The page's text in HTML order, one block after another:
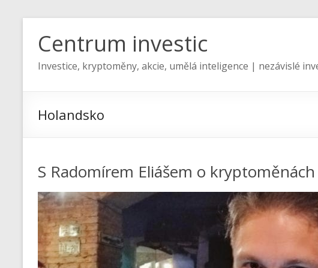
Centrum investic
Investice, kryptoměny, akcie, umělá inteligence | nezávislé
Holandsko
S Radomírem Eliášem o kryptoměnách